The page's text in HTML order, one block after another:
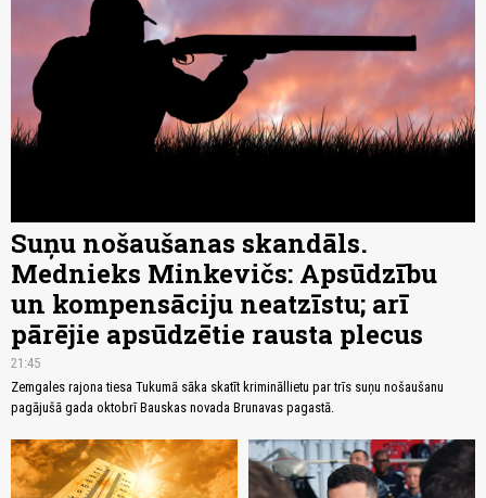
Suņu nošaušanas skandāls.
Mednieks Minkevičs: Apsūdzību
un kompensāciju neatzīstu; arī
pārējie apsūdzētie rausta plecus
21:45
Zemgales rajona tiesa Tukumā sāka skatīt krimināllietu par trīs suņu nošaušanu
pagājušā gada oktobrī Bauskas novada Brunavas pagastā.